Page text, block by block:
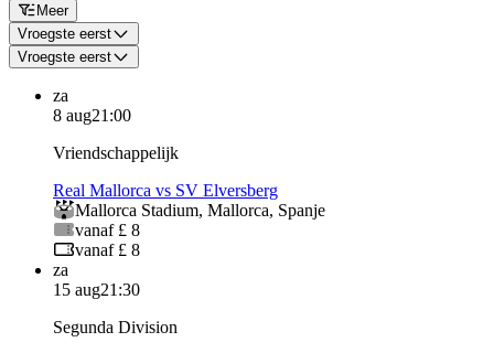
Meer
Vroegste eerst
Vroegste eerst
za
8 aug21:00
Vriendschappelijk
Real Mallorca vs SV Elversberg
Mallorca Stadium, Mallorca, Spanje
vanaf £ 8
vanaf £ 8
za
15 aug21:30
Segunda Division